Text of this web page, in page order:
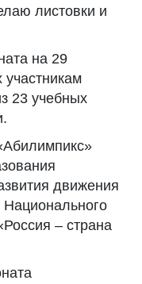
листовки и
на 29
23 учебных
движения
– страна